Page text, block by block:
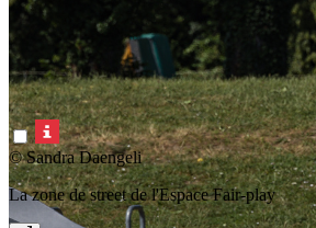
© Sandra Daengeli
La zone de street de l'Espace Fair-play